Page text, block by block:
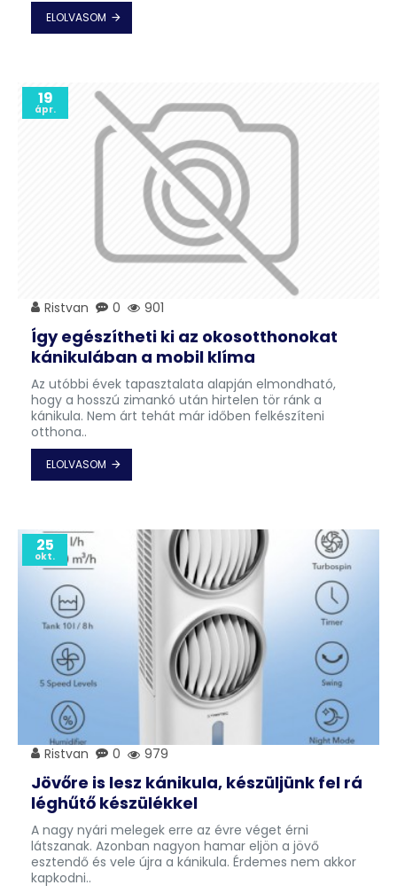
ELOLVASOM
19
ápr.
Ristvan 0 901
Így egészítheti ki az okosotthonokat
kánikulában a mobil klíma
Az utóbbi évek tapasztalata alapján elmondható,
hogy a hosszú zimankó után hirtelen tör ránk a
kánikula. Nem árt tehát már időben felkészíteni
otthona..
ELOLVASOM
25
okt.
Ristvan 0 979
Jövőre is lesz kánikula, készüljünk fel rá
léghűtő készülékkel
A nagy nyári melegek erre az évre véget érni
látszanak. Azonban nagyon hamar eljön a jövő
esztendő és vele újra a kánikula. Érdemes nem akkor
kapkodni..